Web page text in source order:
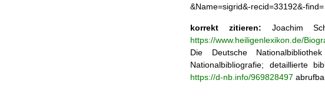
&Name=sigrid&-recid=33192&-find=
korrekt zitieren: Joachim
https://www.heiligenlexikon.de/
Die Deutsche
Nationalbibliografie; detaillierte
https://d-nb.info/969828497